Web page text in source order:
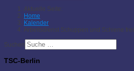
Aktuelle Seite:
Home
Kalender
Arbeitsdienst Schuppen und Schiene frei
Suchen
TSC-Berlin